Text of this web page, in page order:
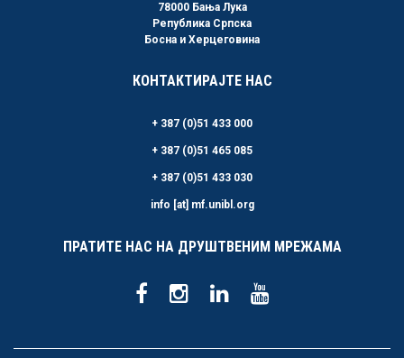
78000 Бања Лука
Република Српска
Босна и Херцеговина
КОНТАКТИРАЈТЕ НАС
+ 387 (0)51 433 000
+ 387 (0)51 465 085
+ 387 (0)51 433 030
info [at] mf.unibl.org
ПРАТИТЕ НАС НА ДРУШТВЕНИМ МРЕЖАМА